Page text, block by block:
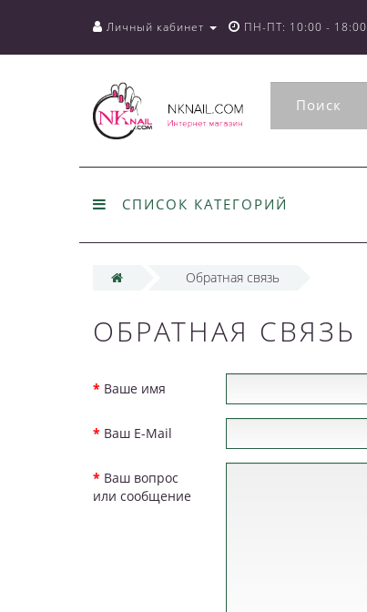
Личный кабинет ПН-ПТ: 10:00 - 18:00
СПИСОК КАТЕГОРИЙ
Обратная связь
ОБРАТНАЯ СВЯЗЬ
Ваше имя
Ваш E-Mail
Ваш вопрос
или сообщение